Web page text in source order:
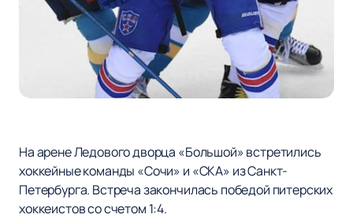
На арене Ледового дворца «Большой» встретились
хоккейные команды «Сочи» и «СКА» из Санкт-
Петербурга. Встреча закончилась победой питерских
хоккеистов со счетом 1:4.